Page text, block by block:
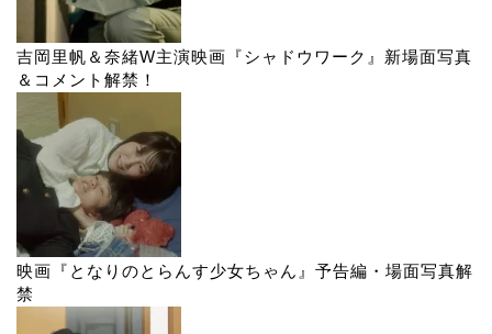
吉岡里帆＆奈緒W主演映画『シャドウワーク』新場面写真
＆コメント解禁！
映画『となりのとらんす少女ちゃん』予告編・場面写真解
禁